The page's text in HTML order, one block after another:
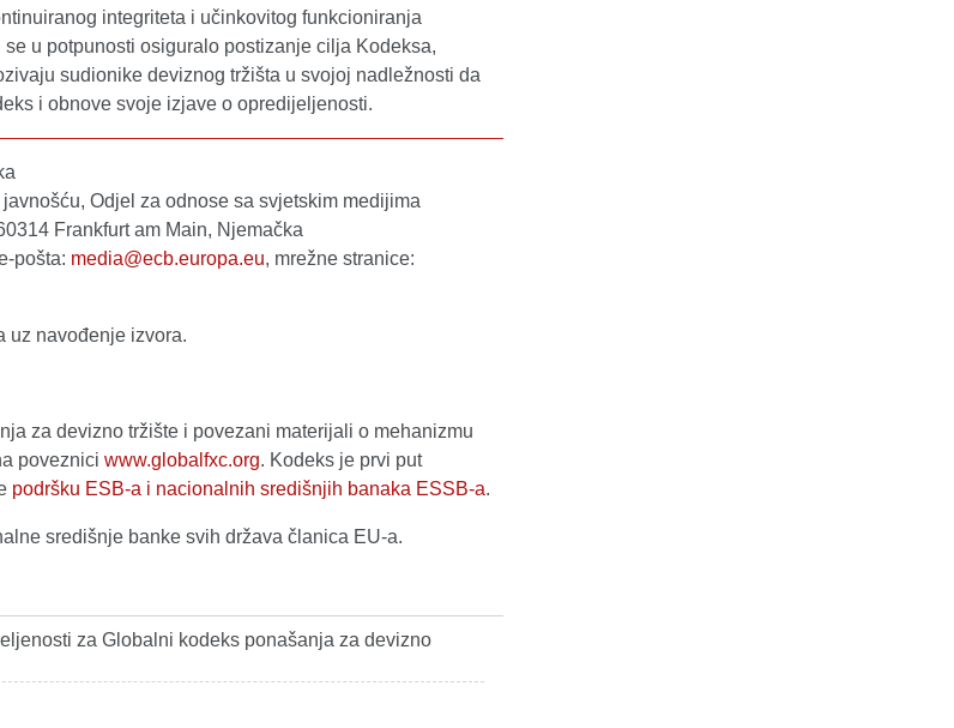
integriteta i učinkovitog funkcioniranja
u potpunosti osiguralo postizanje cilja Kodeksa,
sudionike deviznog tržišta u svojoj nadležnosti da
i obnove svoje izjave o opredijeljenosti.
Odjel za odnose sa svjetskim medijima
Frankfurt am Main, Njemačka
pošta: media@ecb.europa.eu, mrežne stranice:
uz navođenje izvora.
za devizno tržište i povezani materijali o mehanizmu
poveznici www.globalfxc.org. Kodeks je prvi put
podršku ESB-a i nacionalnih središnjih banaka ESSB-a.
središnje banke svih država članica EU-a.
za Globalni kodeks ponašanja za devizno